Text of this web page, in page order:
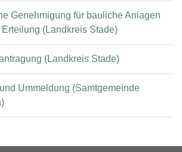
Genehmigung für bauliche Anlagen
(Landkreis Stade)
(Landkreis Stade)
Ummeldung (Samtgemeinde